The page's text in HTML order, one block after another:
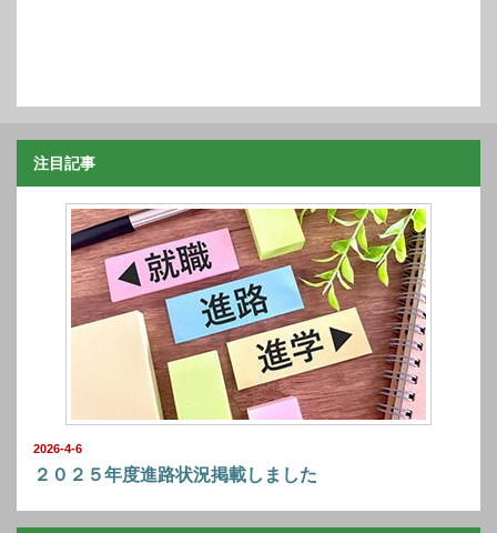
注目記事
2026-4-6
２０２５年度進路状況掲載しました